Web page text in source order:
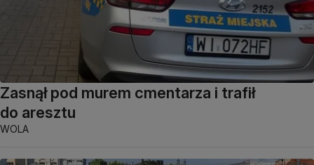
Zasnął pod murem cmentarza i trafił
do aresztu
WOLA